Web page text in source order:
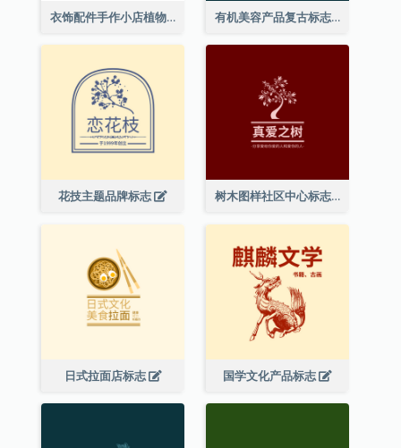
衣饰配件手作小店植物主题标志设计 有机美容产品复古标志
花技主题品牌标志 树木图样社区中心标志
日式拉面店标志 国学文化产品标志